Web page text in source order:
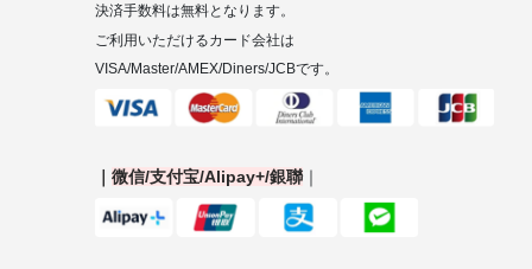
決済手数料は無料となります。
ご利用いただけるカード会社は
VISA/Master/AMEX/Diners/JCBです。
微信/支付宝/Alipay+/銀聯｜